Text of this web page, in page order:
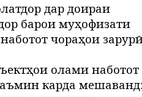
дар доираи
барои муҳофизати
чораҳои
олами наботот
карда